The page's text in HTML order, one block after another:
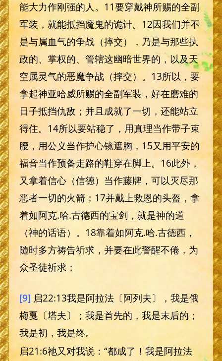
能大力作刚强的人。11要穿戴神所赐的全副
军装，就能抵挡魔鬼的诡计。12因我们并不
是与属血气的争战（摔交），乃是与那些执
政的、掌权的、管辖这幽暗世界的，以及天
空属灵气的恶魔争战（摔交）。13所以，要
拿起神亚哈威所赐的全副军装，好在磨难的
日子抵挡仇敌；并且成就了一切，还能站立
得住。14所以要站稳了，用真理当作带子束
腰，用公义当作护心镜遮胸，15又用平安的
福音当作预备走路的鞋穿在脚上。16此外，
又拿着信心（信德）当作藤牌，可以灭尽那
恶者一切的火箭；17并戴上救恩的头盔，拿
着如阿克.哈.古德西的宝剑，就是神的道
（神的话语）。18靠着如阿克.哈.古德西，
随时多方祷告祈求，并要在此警醒不倦，为
众圣徒祈求；
[9] 启22:13我是阿拉法〔阿列夫〕，我是俄
梅戛〔塔夫〕；我是首先的，我是末后的；
我是初，我是终。
启21:6祂又对我说：“都成了！我是阿拉法